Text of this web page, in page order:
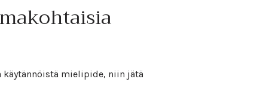
mielipide, niin jätä